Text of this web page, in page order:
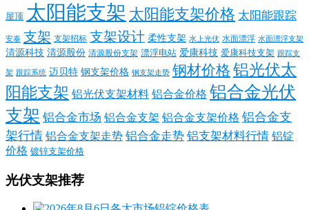
屋顶 太阳能支架 太阳能支架价格 太阳能跟踪
安泰 支架 支架招标 支架设计 柔性支架 水上光伏 水面漂浮 水面漂浮支架
清源科技 清源股份 清源股份支架 漂浮电站 爱康科技 爱康科技支架 跟踪支
架 跟踪系统 迈贝特 钢支架价格 钢支架走势 钢材价格 铝光伏太
阳能支架 铝光伏支架材料 铝合金价格 铝合金光伏
支架 铝合金市场 铝合金支架 铝合金支架价格 铝合金支
架行情 铝合金支架走势 铝合金走势 铝支架材料行情 铝锭
价格 镀锌支架价格
光伏支架推荐